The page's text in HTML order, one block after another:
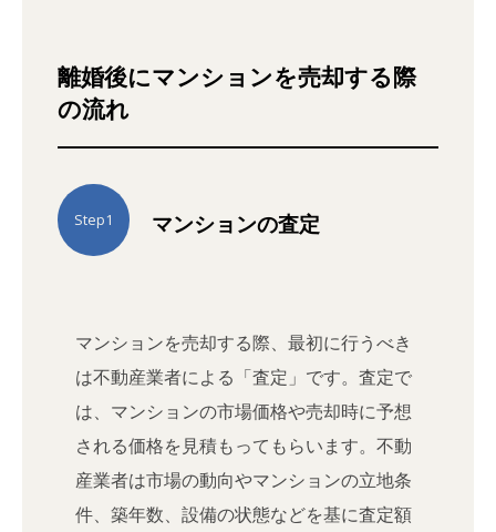
離婚後にマンションを売却する際
の流れ
マンションの査定
Step1
マンションを売却する際、最初に行うべき
は不動産業者による「査定」です。査定で
は、マンションの市場価格や売却時に予想
される価格を見積もってもらいます。不動
産業者は市場の動向やマンションの立地条
件、築年数、設備の状態などを基に査定額